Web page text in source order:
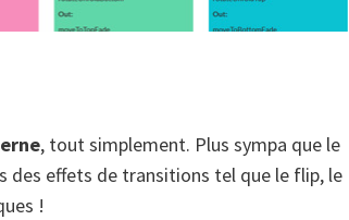
, tout simplement. Plus sympa que le
des effets de transitions tel que le flip, le
!